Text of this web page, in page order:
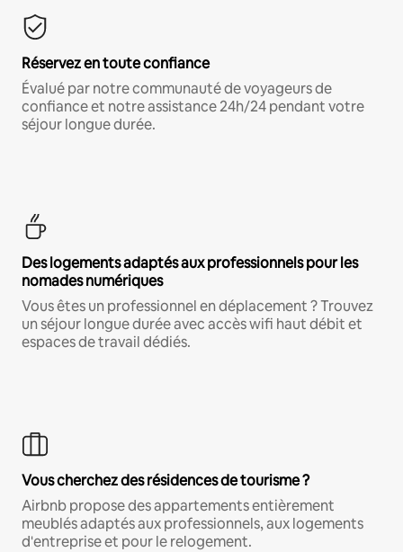
Réservez en toute confiance
Évalué par notre communauté de voyageurs de
confiance et notre assistance 24h/24 pendant votre
séjour longue durée.
Des logements adaptés aux professionnels pour les
nomades numériques
Vous êtes un professionnel en déplacement ? Trouvez
un séjour longue durée avec accès wifi haut débit et
espaces de travail dédiés.
Vous cherchez des résidences de tourisme ?
Airbnb propose des appartements entièrement
meublés adaptés aux professionnels, aux logements
d'entreprise et pour le relogement.